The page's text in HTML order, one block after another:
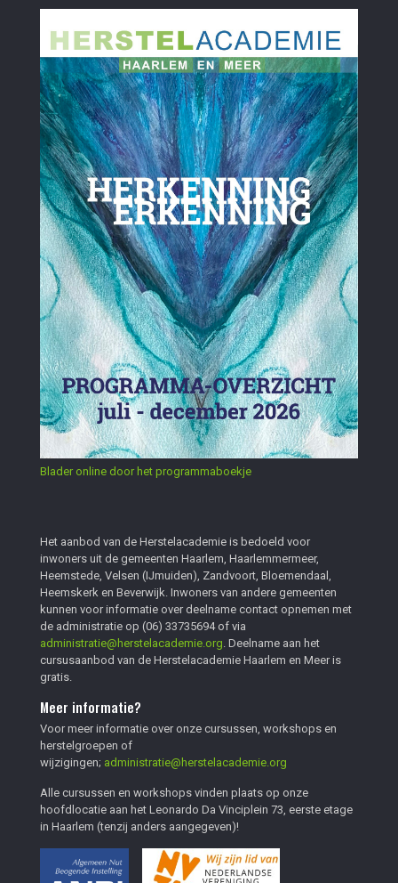
Blader online door het programmaboekje
Het aanbod van de Herstelacademie is bedoeld voor
inwoners uit de gemeenten Haarlem, Haarlemmermeer,
Heemstede, Velsen (IJmuiden), Zandvoort, Bloemendaal,
Heemskerk en Beverwijk. Inwoners van andere gemeenten
kunnen voor informatie over deelname contact opnemen met
de administratie op (06) 33735694of via
administratie@herstelacademie.org . Deelname aan het
cursusaanbod van de Herstelacademie Haarlem en Meer is
gratis.
Meer informatie?
Voor meer informatie over onze cursussen, workshops en
herstelgroepen of
wijzigingen; administratie@herstelacademie.org
Alle cursussen en workshops vinden plaats op onze
hoofdlocatie aan het Leonardo Da Vinciplein 73, eerste etage
in Haarlem (tenzij anders aangegeven)!